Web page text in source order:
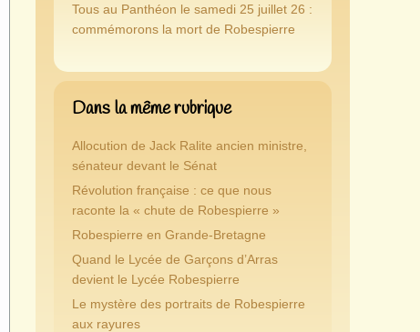
Tous au Panthéon le samedi 25 juillet 26 :
commémorons la mort de Robespierre
Dans la même rubrique
Allocution de Jack Ralite ancien ministre,
sénateur devant le Sénat
Révolution française : ce que nous
raconte la « chute de Robespierre »
Robespierre en Grande-Bretagne
Quand le Lycée de Garçons d’Arras
devient le Lycée Robespierre
Le mystère des portraits de Robespierre
aux rayures